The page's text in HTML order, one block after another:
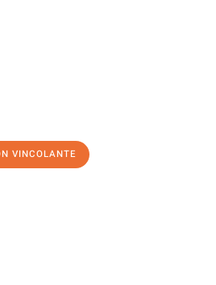
VINCOLANTE